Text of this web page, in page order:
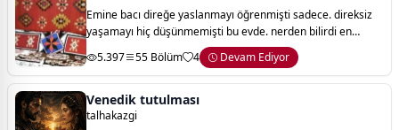
Emine bacı direğe yaslanmayı öğrenmişti sadece. direksiz
yaşamayı hiç düşünmemişti bu evde. nerden bilirdi en
sevdiği adamın bu evi terk edeceğini. geçici mutluluklar
uğruna, direğinin devrileceğini.
5.397 55 Bölüm 4 Devam Ediyor
Venedik tutulması
talhakazgi